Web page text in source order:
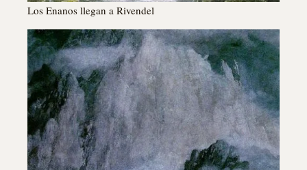
Los Enanos llegan a Rivendel